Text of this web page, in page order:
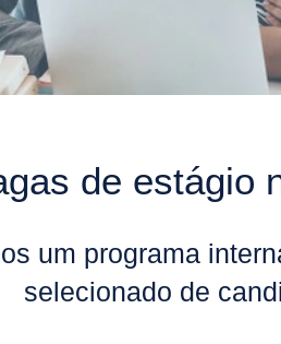
de estágio
um programa
selecionado de